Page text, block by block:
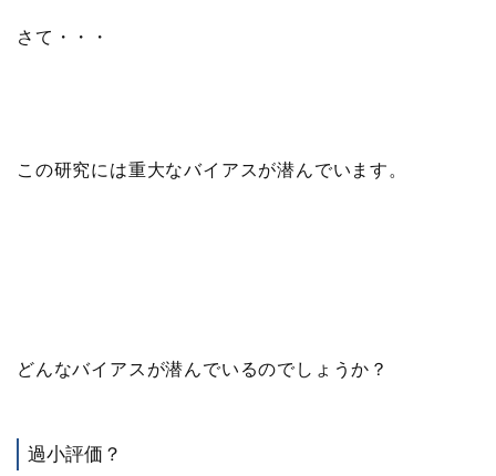
さて・・・
この研究には重大なバイアスが潜んでいます。
どんなバイアスが潜んでいるのでしょうか？
過小評価？